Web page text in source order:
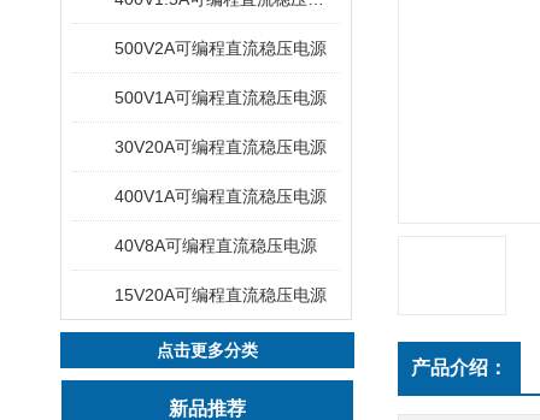
500V2A可编程直流稳压电源
500V1A可编程直流稳压电源
30V20A可编程直流稳压电源
400V1A可编程直流稳压电源
40V8A可编程直流稳压电源
15V20A可编程直流稳压电源
点击更多分类
新品推荐
产品介绍：